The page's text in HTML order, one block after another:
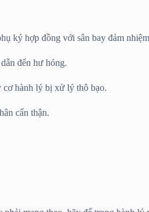
ký hợp đồng với sân bay đảm
đến hư hỏng.
cơ hành lý bị xử lý thô bạo.
cẩn thận.